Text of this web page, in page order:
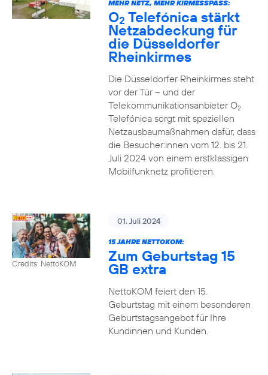
MEHR NETZ, MEHR KIRMESSPASS:
O2 Telefónica stärkt
Netzabdeckung für
die Düsseldorfer
Rheinkirmes
Die Düsseldorfer Rheinkirmes steht
vor der Tür – und der
Telekommunikationsanbieter O2
Telefónica sorgt mit speziellen
Netzausbaumaßnahmen dafür, dass
die Besucher:innen vom 12. bis 21.
Juli 2024 von einem erstklassigen
Mobilfunknetz profitieren.
Credits: NettoKOM
01. Juli 2024
15 JAHRE NETTOKOM:
Zum Geburtstag 15
GB extra
NettoKOM feiert den 15.
Geburtstag mit einem besonderen
Geburtstagsangebot für Ihre
Kundinnen und Kunden.